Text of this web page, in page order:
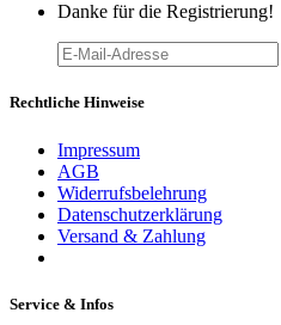
Danke für die Registrierung!
Rechtliche Hinweise
Impressum
AGB
Widerrufsbelehrung
Datenschutzerklärung
Versand & Zahlung
Service & Infos